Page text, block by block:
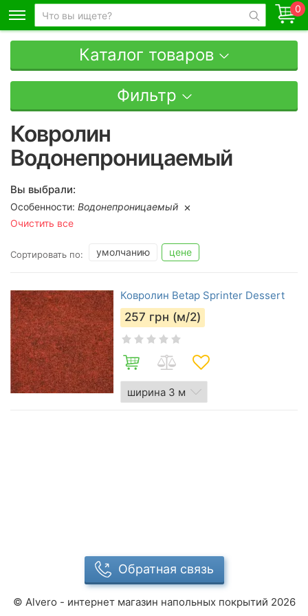
0
Каталог товаров
Фильтр
Ковролин
Водонепроницаемый
Вы выбрали:
Особенности: Водонепроницаемый
Очистить все
Сортировать по: умолчанию цене
Ковролин Betap Sprinter Dessert
257 грн (м/2)
Обратная связь
© Alvero - интернет магазин напольных покрытий 2026